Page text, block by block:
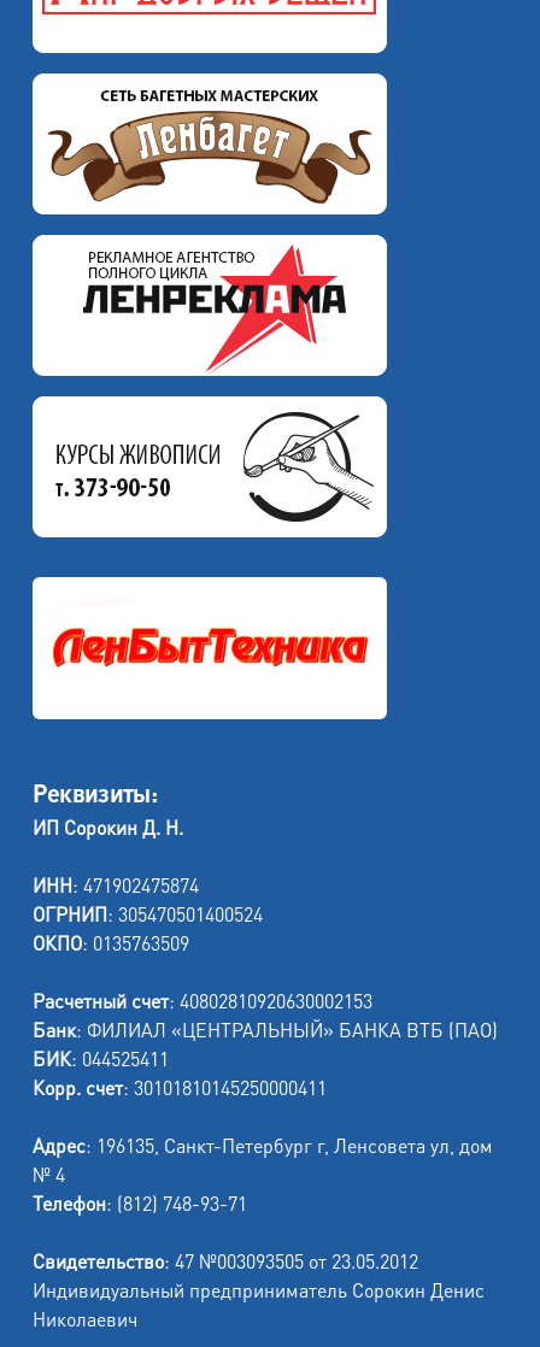
Реквизиты:
ИП Сорокин Д. Н.
ИНН: 471902475874
ОГРНИП: 305470501400524
ОКПО: 0135763509
Расчетный счет: 40802810920630002153
Банк: ФИЛИАЛ «ЦЕНТРАЛЬНЫЙ» БАНКА ВТБ (ПАО)
БИК: 044525411
Корр. счет: 30101810145250000411
Адрес: 196135, Санкт-Петербург г, Ленсовета ул, дом
№ 4
Телефон: (812) 748-93-71
Свидетельство: 47 №003093505 от 23.05.2012
Индивидуальный предприниматель Сорокин Денис
Николаевич